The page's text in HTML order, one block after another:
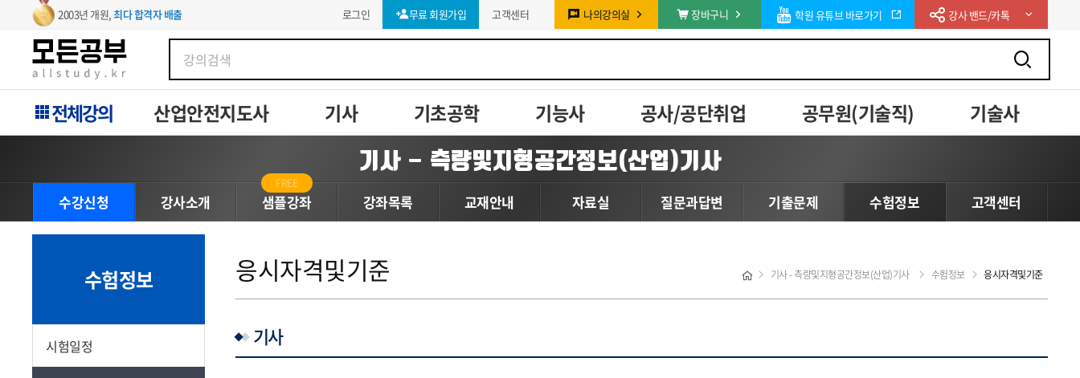
2003년 개원,최다 합격자 배출 로그인 무료 회원가입 고객센터 나의강의실 장바구니 학원 유튜브 바로가기 강사 밴드/카톡
전체강의 산업안전지도사 기사 기초공학 기능사 공사/공단취업 공무원(기술직)
기술사
기사 - 측량및지형공간정보(산업)기사
수강신청 강사소개 샘플강좌
FREE
강좌목록 교재안내 자료실 질문과답변 기출문제 수험정보 고객센터
수험정보
시험일정
응시자격및기준 기사 - 측량및지형공간정보(산업)기사 수험정보 응시자격및기준
기사